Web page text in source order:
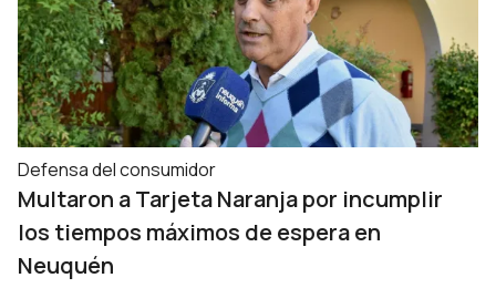
Defensa del consumidor
Multaron a Tarjeta Naranja por incumplir
los tiempos máximos de espera en
Neuquén